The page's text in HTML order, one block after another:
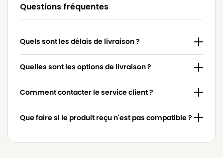
Questions fréquentes
Quels sont les délais de livraison ?
Quelles sont les options de livraison ?
Comment contacter le service client ?
Que faire si le produit reçu n'est pas compatible ?